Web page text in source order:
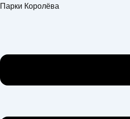
Перейти
Парки Королёва
Меню